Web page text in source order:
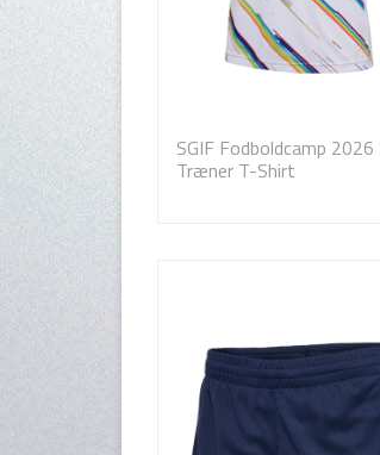
SGIF Fodboldcamp 2026
Træner T-Shirt